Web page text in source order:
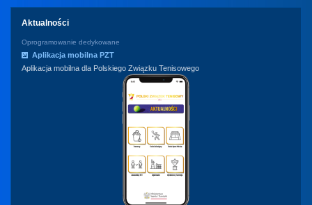
Aktualności
Oprogramowanie dedykowane
Aplikacja mobilna PZT
Aplikacja mobilna dla Polskiego Związku Tenisowego